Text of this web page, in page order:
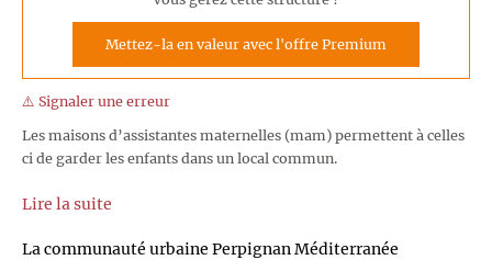
Mettez-la en valeur avec l'offre Premium
⚠️ Signaler une erreur
Les maisons d’assistantes maternelles (mam) permettent à celles
ci de garder les enfants dans un local commun.
Lire la suite
La communauté urbaine Perpignan Méditerranée